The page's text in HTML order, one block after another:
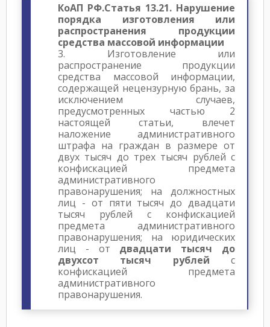
КоАП РФ.Статья 13.21. Нарушение
порядка изготовления или
распространения продукции
средства массовой информации
3. Изготовление или
распространение продукции
средства массовой информации,
содержащей нецензурную брань, за
исключением случаев,
предусмотренных частью 2
настоящей статьи, влечет
наложение административного
штрафа на граждан в размере от
двух тысяч до трех тысяч рублей с
конфискацией предмета
административного
правонарушения; на должностных
лиц - от пяти тысяч до двадцати
тысяч рублей с конфискацией
предмета административного
правонарушения; на юридических
лиц - от двадцати тысяч до
двухсот тысяч рублей с
конфискацией предмета
административного
правонарушения.